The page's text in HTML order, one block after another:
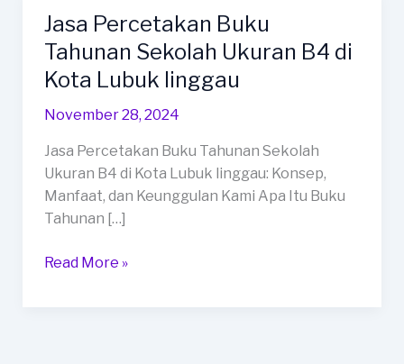
Jasa Percetakan Buku
Tahunan Sekolah Ukuran B4 di
Kota Lubuk linggau
November 28, 2024
Jasa Percetakan Buku Tahunan Sekolah
Ukuran B4 di Kota Lubuk linggau: Konsep,
Manfaat, dan Keunggulan Kami Apa Itu Buku
Tahunan […]
Jasa
Percetakan
Buku
Tahunan
Sekolah
B4
di
Kota
Lubuk
Read More »